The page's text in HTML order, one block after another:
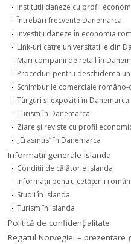
Instituţii daneze cu profil
Întrebări frecvente Danemarca
Investiţii daneze în economia
Link-uri catre universitatiile din
Mari companii de retail în
Proceduri pentru deschiderea
Schimburile comerciale româno-
Târguri şi expoziţii în Danemarca
Turism în Danemarca
Ziare şi reviste cu profil
„Erasmus” în Danemarca
Informaţii generale Islanda
Condiţii de călătorie Islanda
Informaţii pentru cetăţenii
Studii în Islanda
Turism în Islanda
Politică de confidențialitate
Regatul Norvegiei – prezentare